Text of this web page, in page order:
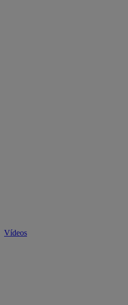
Vídeos